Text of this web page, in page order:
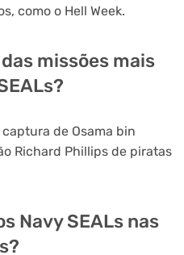
como o Hell Week.
missões mais
de Osama bin
Richard Phillips de piratas
Navy SEALs nas